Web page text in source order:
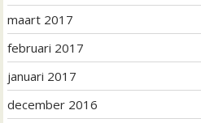
maart 2017
februari 2017
januari 2017
december 2016